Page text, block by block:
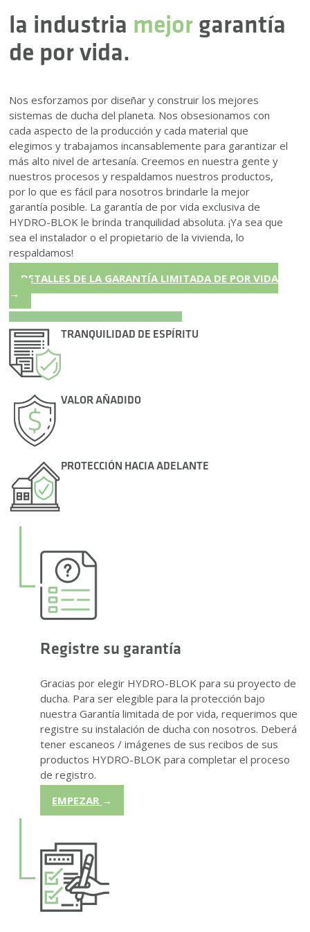
la industria mejor garantía
de por vida.
Nos esforzamos por diseñar y construir los mejores
sistemas de ducha del planeta. Nos obsesionamos con
cada aspecto de la producción y cada material que
elegimos y trabajamos incansablemente para garantizar el
más alto nivel de artesanía. Creemos en nuestra gente y
nuestros procesos y respaldamos nuestros productos,
por lo que es fácil para nosotros brindarle la mejor
garantía posible. La garantía de por vida exclusiva de
HYDRO-BLOK le brinda tranquilidad absoluta. ¡Ya sea que
sea el instalador o el propietario de la vivienda, lo
respaldamos!
DETALLES DE LA GARANTÍA LIMITADA DE POR VIDA
→
TRANQUILIDAD DE ESPÍRITU
VALOR AÑADIDO
PROTECCIÓN HACIA ADELANTE
Registre su garantía
Gracias por elegir HYDRO-BLOK para su proyecto de
ducha. Para ser elegible para la protección bajo
nuestra Garantía limitada de por vida, requerimos que
registre su instalación de ducha con nosotros. Deberá
tener escaneos / imágenes de sus recibos de sus
productos HYDRO-BLOK para completar el proceso
de registro.
EMPEZAR →